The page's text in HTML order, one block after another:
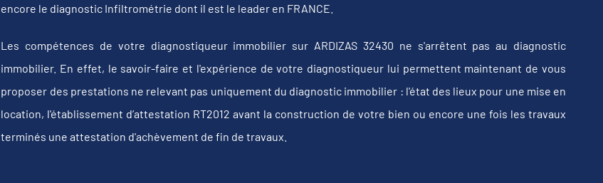
encore le diagnostic Infiltrométrie dont il est le leader en FRANCE.
Les compétences de votre diagnostiqueur immobilier sur ARDIZAS 32430 ne s'arrêtent pas au diagnostic
immobilier. En effet, le savoir-faire et l'expérience de votre diagnostiqueur lui permettent maintenant de vous
proposer des prestations ne relevant pas uniquement du diagnostic immobilier : l'état des lieux pour une mise en
location, l'établissement d’attestation RT2012 avant la construction de votre bien ou encore une fois les travaux
terminés une attestation d'achèvement de fin de travaux.